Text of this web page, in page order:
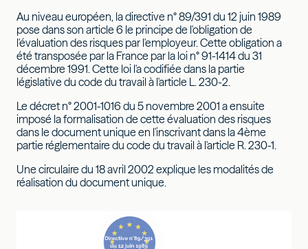
Au niveau européen, la directive n° 89/391 du 12 juin 1989
pose dans son article 6 le principe de l'obligation de
l'évaluation des risques par l'employeur. Cette obligation a
été transposée par la France par la loi n° 91-1414 du 31
décembre 1991. Cette loi l'a codifiée dans la partie
législative du code du travail à l'article L. 230-2.
Le décret n° 2001-1016 du 5 novembre 2001 a ensuite
imposé la formalisation de cette évaluation des risques
dans le document unique en l'inscrivant dans la 4ème
partie réglementaire du code du travail à l'article R. 230-1.
Une circulaire du 18 avril 2002 explique les modalités de
réalisation du document unique.